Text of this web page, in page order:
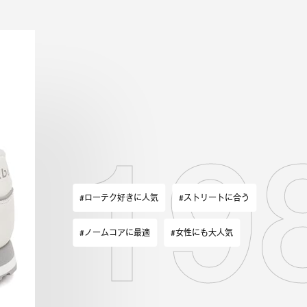
#ローテク好きに人気 #ストリートに合う
#ノームコアに最適 #女性にも大人気